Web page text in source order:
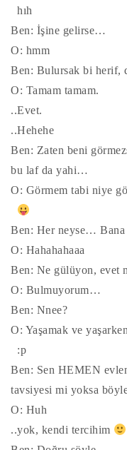
hıh
Ben: İşine gelirse…
O: hmm
Ben: Bulursak bi herif,
O: Tamam tamam.
..Evet.
..Hehehe
Ben: Zaten beni
bu laf da yahi…
O: Görmem tabi niye
Ben: Her neyse… Bana
O: Hahahahaaa
Ben: Ne gülüyon, evet
O: Bulmuyorum…
Ben: Nnee?
O: Yaşamak ve
:p
Ben: Sen HEMEN
tavsiyesi mi yoksa
O: Huh
..yok, kendi tercihim